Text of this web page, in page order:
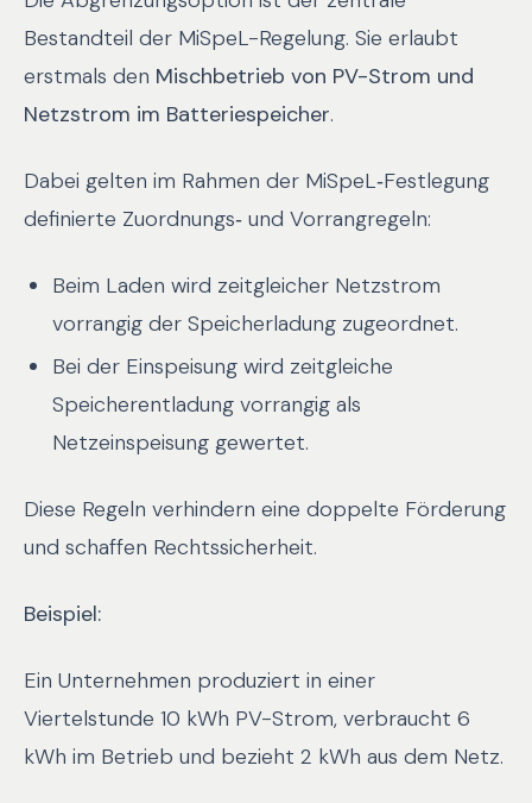
Bestandteil der MiSpeL-Regelung. Sie erlaubt
erstmals den Mischbetrieb von PV-Strom und
Netzstrom im Batteriespeicher.
Dabei gelten im Rahmen der MiSpeL‑Festlegung
definierte Zuordnungs‑ und Vorrangregeln:
Beim Laden wird zeitgleicher Netzstrom
vorrangig der Speicherladung zugeordnet.
Bei der Einspeisung wird zeitgleiche
Speicherentladung vorrangig als
Netzeinspeisung gewertet.
Diese Regeln verhindern eine doppelte Förderung
und schaffen Rechtssicherheit.
Beispiel:
Ein Unternehmen produziert in einer
Viertelstunde 10 kWh PV-Strom, verbraucht 6
kWh im Betrieb und bezieht 2 kWh aus dem Netz.